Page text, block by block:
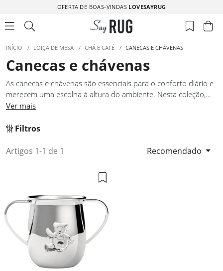
OFERTA DE BOAS-VINDAS LOVESAYRUG
INÍCIO / LOIÇA DE MESA / CHÁ E CAFÉ / CANECAS E CHÁVENAS
Canecas e chávenas
As canecas e chávenas são essenciais para o conforto diário e
merecem uma escolha à altura do ambiente. Nesta coleção,
cada peça foi pensada para oferecer ergonomia agradável e
adaptam-se a diferentes momentos do dia, do pequeno-
para quem procura design cuidado aliado a uma utilização
Ver mais
Filtros
Artigos 1-1 de 1 Recomendado